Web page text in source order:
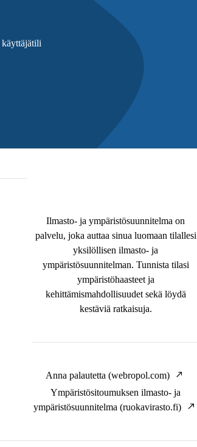
Ilmasto- ja ympäristösuunnitelma on
palvelu, joka auttaa sinua luomaan tilallesi
yksilöllisen ilmasto- ja
ympäristösuunnitelman. Tunnista tilasi
ympäristöhaasteet ja
kehittämismahdollisuudet sekä löydä
kestäviä ratkaisuja.
Anna palautetta (webropol.com)
Ympäristösitoumuksen ilmasto- ja
ympäristösuunnitelma (ruokavirasto.fi)